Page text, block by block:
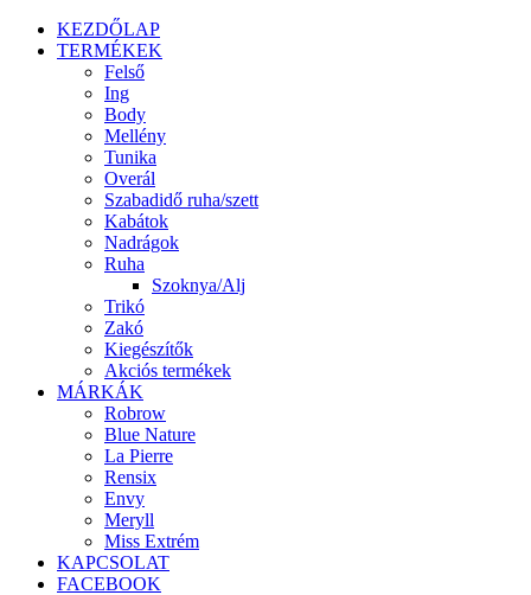
KEZDŐLAP
TERMÉKEK
Felső
Ing
Body
Mellény
Tunika
Overál
Szabadidő ruha/szett
Kabátok
Nadrágok
Ruha
Szoknya/Alj
Trikó
Zakó
Kiegészítők
Akciós termékek
MÁRKÁK
Robrow
Blue Nature
La Pierre
Rensix
Envy
Meryll
Miss Extrém
KAPCSOLAT
FACEBOOK